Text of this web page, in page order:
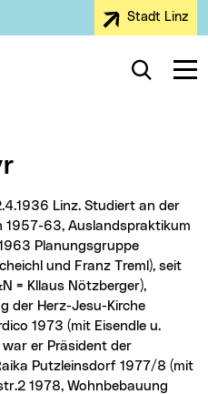
Stadt Linz
Suche
1957-63, Auslandspraktikum
Planungsgruppe
und Franz Treml), seit
= Kllaus Nötzberger),
der Herz-Jesu-Kirche
1973 (mit Eisendle u.
er Präsident der
Putzleinsdorf 1977/8 (mit
1978, Wohnbebauung